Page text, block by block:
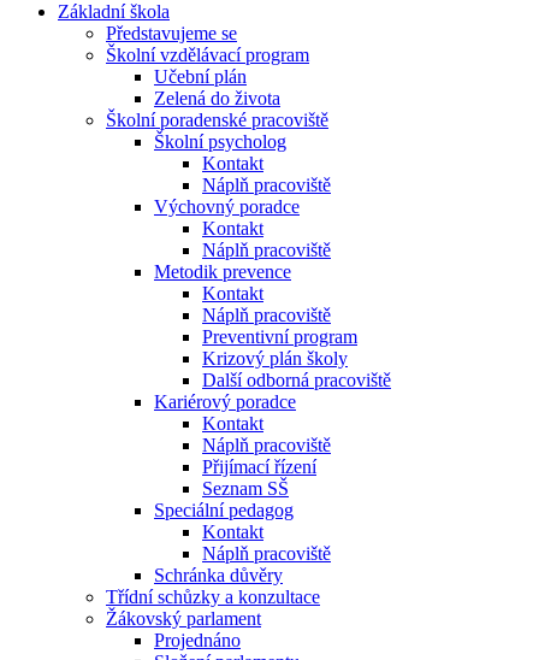
Základní škola
Představujeme se
Školní vzdělávací program
Učební plán
Zelená do života
Školní poradenské pracoviště
Školní psycholog
Kontakt
Náplň pracoviště
Výchovný poradce
Kontakt
Náplň pracoviště
Metodik prevence
Kontakt
Náplň pracoviště
Preventivní program
Krizový plán školy
Další odborná pracoviště
Kariérový poradce
Kontakt
Náplň pracoviště
Přijímací řízení
Seznam SŠ
Speciální pedagog
Kontakt
Náplň pracoviště
Schránka důvěry
Třídní schůzky a konzultace
Žákovský parlament
Projednáno